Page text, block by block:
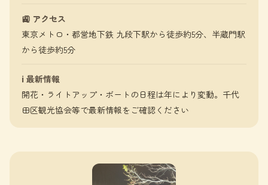
🚉 アクセス
東京メトロ・都営地下鉄 九段下駅から徒歩約5分、半蔵門駅
から徒歩約5分
ℹ️ 最新情報
開花・ライトアップ・ボートの日程は年により変動。千代
田区観光協会等で最新情報をご確認ください